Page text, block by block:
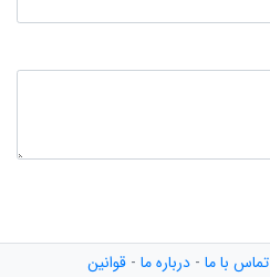
تماس با ما - درباره ما - قوانین